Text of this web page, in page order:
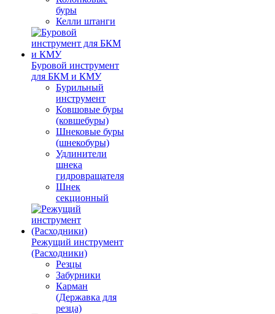
буры
Келли штанги
Буровой инструмент
для БКМ и КМУ
Бурильный
инструмент
Ковшовые буры
(ковшебуры)
Шнековые буры
(шнекобуры)
Удлинители
шнека
гидровращателя
Шнек
секционный
Режущий инструмент
(Расходники)
Резцы
Забурники
Карман
(Державка для
резца)